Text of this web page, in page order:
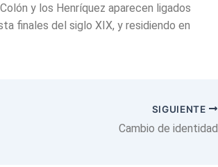
y los Henríquez aparecen ligados
finales del siglo XIX, y residiendo en
SIGUIENTE
Cambio de identidad